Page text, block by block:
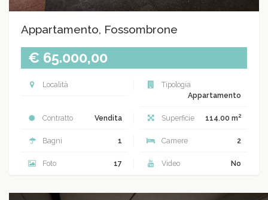
Appartamento, Fossombrone
€ 65.000,00
Località
Tipologia
Appartamento
Contratto Vendita Superficie 114.00 m2
Bagni 1 Camere 2
Foto 17 Video No